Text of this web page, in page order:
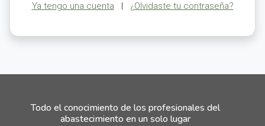
Ya tengo una cuenta | ¿Olvidaste tu contraseña?
Todo el conocimiento de los profesionales del
abastecimiento en un solo lugar